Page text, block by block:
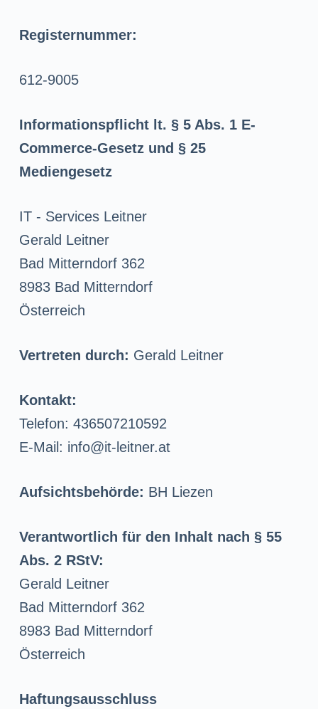
Registernummer:
612-9005
Informationspflicht lt. § 5 Abs. 1 E-
Commerce-Gesetz und § 25
Mediengesetz
IT - Services Leitner
Gerald Leitner
Bad Mitterndorf 362
8983 Bad Mitterndorf
Österreich
Vertreten durch: Gerald Leitner
Kontakt:
Telefon: 436507210592
E-Mail: info@it-leitner.at
Aufsichtsbehörde: BH Liezen
Verantwortlich für den Inhalt nach § 55
Abs. 2 RStV:
Gerald Leitner
Bad Mitterndorf 362
8983 Bad Mitterndorf
Österreich
Haftungsausschluss